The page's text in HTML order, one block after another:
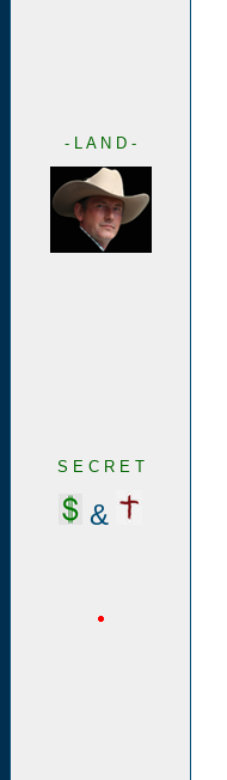
- L A N D -
S E C R E T
&